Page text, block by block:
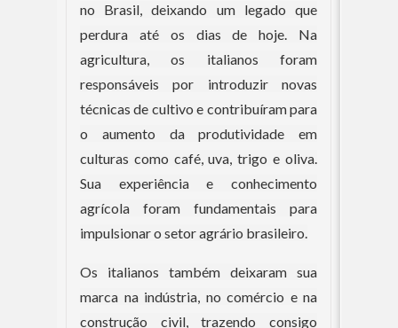
no Brasil, deixando um legado que
perdura até os dias de hoje. Na
agricultura, os italianos foram
responsáveis por introduzir novas
técnicas de cultivo e contribuíram para
o aumento da produtividade em
culturas como café, uva, trigo e oliva.
Sua experiência e conhecimento
agrícola foram fundamentais para
impulsionar o setor agrário brasileiro.
Os italianos também deixaram sua
marca na indústria, no comércio e na
construção civil, trazendo consigo